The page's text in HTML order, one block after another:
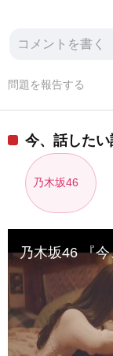
問題を報告する
今、話した
乃木坂46
乃木坂46 『